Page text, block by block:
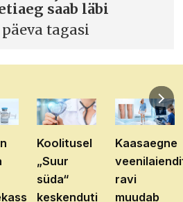
saab läbi
päeva tagasi
Koolitusel
„Suur
süda“
keskenduti
Kaasaegne
ravi
muudab